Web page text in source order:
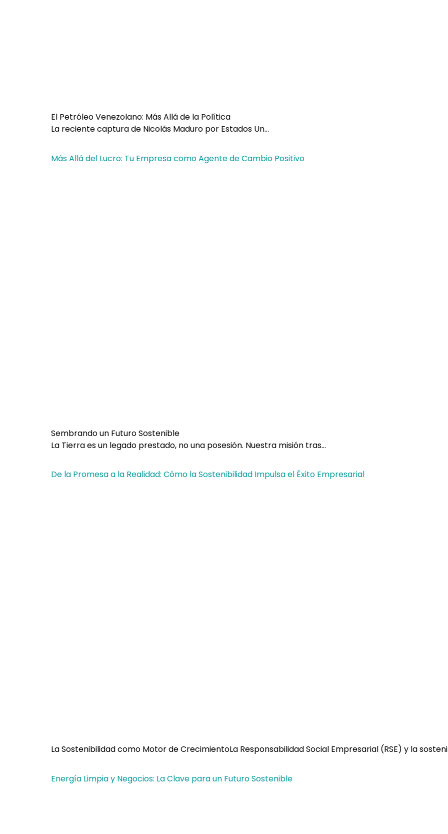
El Petróleo Venezolano: Más Allá de la Política
La reciente captura de Nicolás Maduro por Estados Un…
Más Allá del Lucro: Tu Empresa como Agente de Cambio Positivo
Sembrando un Futuro Sostenible
La Tierra es un legado prestado, no una posesión. Nuestra misión tras…
De la Promesa a la Realidad: Cómo la Sostenibilidad Impulsa el Éxito Empresarial
La Sostenibilidad como Motor de CrecimientoLa Responsabilidad Social Empresarial (RSE) y la
Energía Limpia y Negocios: La Clave para un Futuro Sostenible